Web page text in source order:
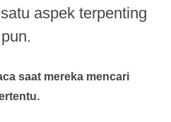
aspek terpenting
saat mereka mencari